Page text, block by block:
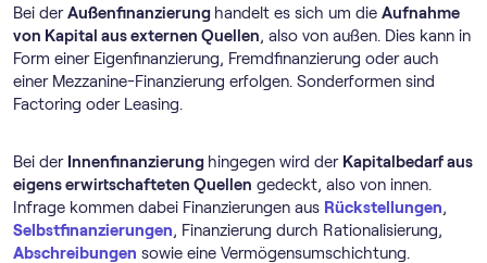
Bei derAußenfinanzierung handelt es sich um die Aufnahme
von Kapital aus externen Quellen, also von außen. Dies kann in
Form einer Eigenfinanzierung, Fremdfinanzierung oder auch
einer Mezzanine-Finanzierung erfolgen. Sonderformen sind
Factoring oder Leasing.
Bei der Innenfinanzierung hingegen wird der Kapitalbedarf aus
eigens erwirtschafteten Quellen gedeckt, also von innen.
Infrage kommen dabei Finanzierungen aus Rückstellungen,
Selbstfinanzierungen, Finanzierung durch Rationalisierung,
Abschreibungen sowie eine Vermögensumschichtung.